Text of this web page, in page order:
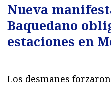
Nueva
Baquedano
estaciones en
Los desmanes